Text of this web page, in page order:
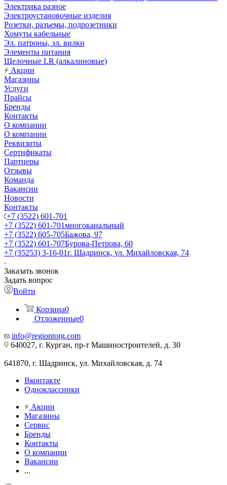
Электрика разное
Электроустановочные изделия
Розетки, разъемы, подрозетники
Хомуты кабельные
Эл. патроны, эл. вилки
Элементы питания
Щелочные LR (алкалиновые)
Акции
Магазины
Услуги
Прайсы
Бренды
Контакты
О компании
О компании
Реквизиты
Сертификаты
Партнеры
Отзывы
Команда
Вакансии
Новости
Контакты
+7 (3522) 601-701
+7 (3522) 601-701многоканальный
+7 (3522) 605-705Бажова, 97
+7 (3522) 601-707Бурова-Петрова, 60
+7 (35253) 3-16-01г. Шадринск, ул. Михайловская, 74
Заказать звонок
Задать вопрос
Войти
Корзина0
Отложенные0
info@regiontorg.com
640027, г. Курган, пр-т Машиностроителей, д. 30
641870, г. Шадринск, ул. Михайловская, д. 74
Вконтакте
Одноклассники
Акции
Магазины
Сервис
Бренды
Контакты
О компании
Вакансии
...